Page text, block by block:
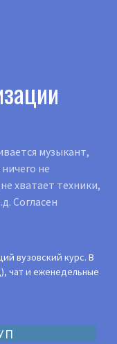
музыкант,
не
хватает техники,
Согласен
вузовский курс. В
чат и еженедельные